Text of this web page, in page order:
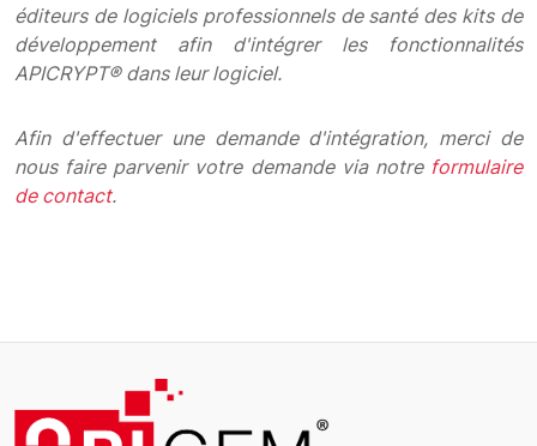
éditeurs de logiciels professionnels de santé des kits de
développement afin d'intégrer les fonctionnalités
APICRYPT® dans leur logiciel.
Afin d'effectuer une demande d'intégration, merci de
nous faire parvenir votre demande via notre formulaire
de contact.